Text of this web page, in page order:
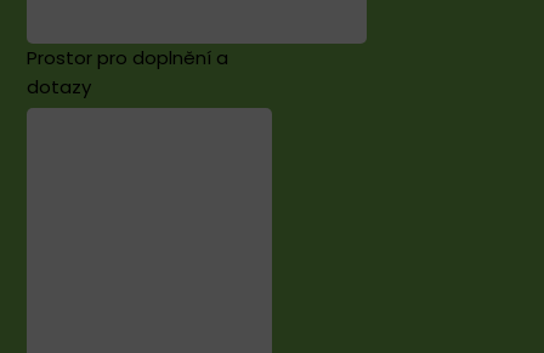
Prostor pro doplnění a
dotazy